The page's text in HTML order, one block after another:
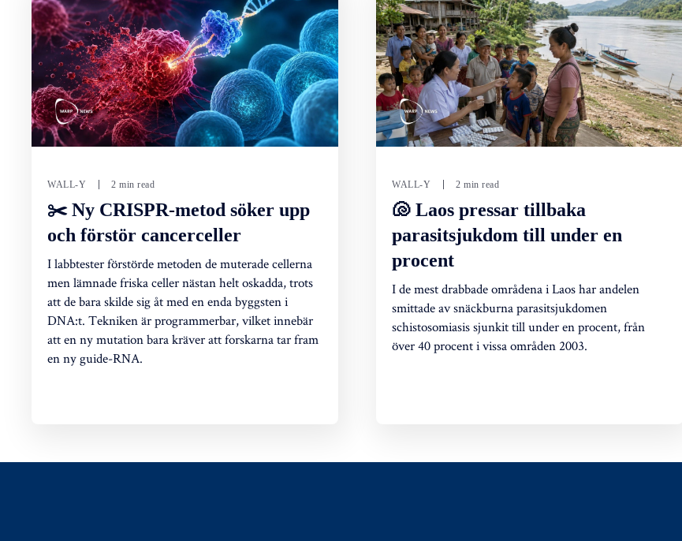
WALL-Y 2 min read
✂️ Ny CRISPR-metod söker upp
och förstör cancerceller
I labbtester förstörde metoden de muterade cellerna
men lämnade friska celler nästan helt oskadda, trots
att de bara skilde sig åt med en enda byggsten i
DNA:t. Tekniken är programmerbar, vilket innebär
att en ny mutation bara kräver att forskarna tar fram
en ny guide-RNA.
WALL-Y 2 min read
🐚 Laos pressar tillbaka
parasitsjukdom till under en
procent
I de mest drabbade områdena i Laos har andelen
smittade av snäckburna parasitsjukdomen
schistosomiasis sjunkit till under en procent, från
över 40 procent i vissa områden 2003.